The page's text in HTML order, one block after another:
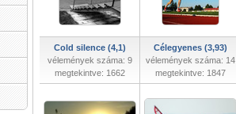
Cold silence (4,1)
vélemények száma: 9
megtekintve: 1662
Célegyenes (3,93)
vélemények száma: 14
megtekintve: 1847